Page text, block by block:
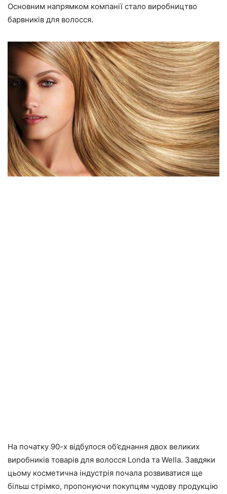
Основним напрямком компанії стало виробництво
барвників для волосся.
На початку 90-х відбулося об’єднання двох великих
виробників товарів для волосся Londa та Wella. Завдяки
цьому косметична індустрія почала розвиватися ще
більш стрімко, пропонуючи покупцям чудову продукцію